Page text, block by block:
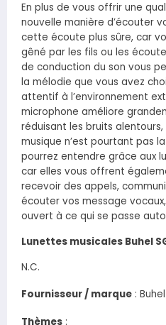
En plus de vous offrir une
nouvelle manière d’écouter
cette écoute plus sûre, car
gêné par les fils ou les
de conduction du son vous
la mélodie que vous avez
attentif à l’environnement
microphone améliore
réduisant les bruits alentours,
musique n’est pourtant pas
pourrez entendre grâce aux
car elles vous offrent
recevoir des appels,
écouter vos message
ouvert à ce qui se passe
Lunettes musicales Buhel
N.C.
Fournisseur / marque : Buhel
Thèmes :